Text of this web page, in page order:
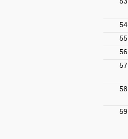
54.
55.
56.
57.
58.
59.